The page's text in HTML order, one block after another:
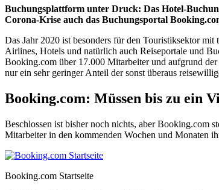
Buchungsplattform unter Druck: Das Hotel-
Corona-Krise auch das Buchungsportal
Das Jahr 2020 ist besonders für den Touristiksektor
Airlines, Hotels und natürlich auch Reiseportale und
Booking.com über 17.000 Mitarbeiter und aufgrund
nur ein sehr geringer Anteil der sonst überaus
Booking.com: Müssen bis zu ein
Beschlossen ist bisher noch nichts, aber Booking.com
Mitarbeiter in den kommenden Wochen und Monaten
Booking.com Startseite